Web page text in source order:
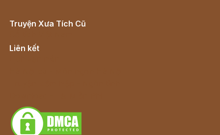
Truyện Xưa Tích Cũ
Liên kết